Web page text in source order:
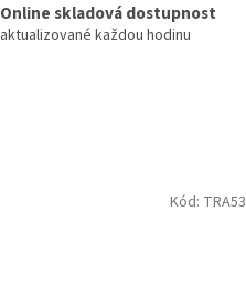
Online skladová dostupnost
aktualizované každou hodinu
Kód: